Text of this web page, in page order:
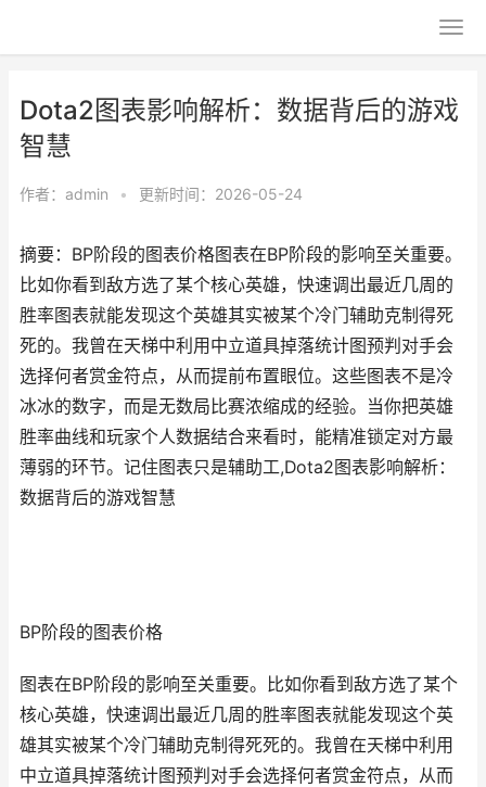
Dota2图表影响解析：数据背后的游戏
智慧
作者： admin • 更新时间：2026-05-24
摘要：BP阶段的图表价格图表在BP阶段的影响至关重要。
比如你看到敌方选了某个核心英雄，快速调出最近几周的
胜率图表就能发现这个英雄其实被某个冷门辅助克制得死
死的。我曾在天梯中利用中立道具掉落统计图预判对手会
选择何者赏金符点，从而提前布置眼位。这些图表不是冷
冰冰的数字，而是无数局比赛浓缩成的经验。当你把英雄
胜率曲线和玩家个人数据结合来看时，能精准锁定对方最
薄弱的环节。记住图表只是辅助工,Dota2图表影响解析：
数据背后的游戏智慧
BP阶段的图表价格
图表在BP阶段的影响至关重要。比如你看到敌方选了某个
核心英雄，快速调出最近几周的胜率图表就能发现这个英
雄其实被某个冷门辅助克制得死死的。我曾在天梯中利用
中立道具掉落统计图预判对手会选择何者赏金符点，从而